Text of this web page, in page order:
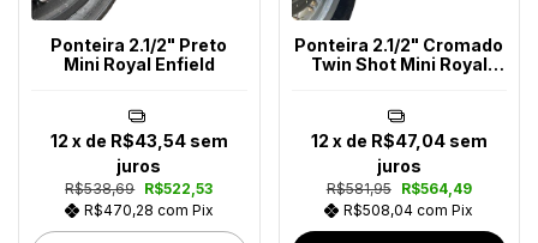
Ponteira 2.1/2" Preto
Mini Royal Enfield
R$538,69 R$522,53
R$470,28 com Pix
12 x de R$43,54 sem
juros
Ponteira 2.1/2" Cromado
Twin Shot Mini Royal
R$581,95
R$564,49
R$508,04com Pix
12 x de R$47,04 sem
juros